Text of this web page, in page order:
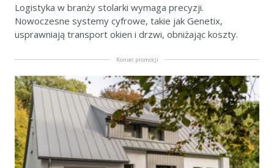
Logistyka w branży stolarki wymaga precyzji.
Nowoczesne systemy cyfrowe, takie jak Genetix,
usprawniają transport okien i drzwi, obniżając koszty.
Koniec promocji